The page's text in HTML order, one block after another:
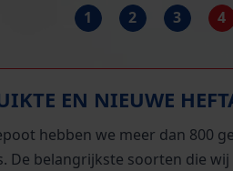
1 2 3 4
EN NIEUWE
hebben we meer dan 800
De belangrijkste soorten die